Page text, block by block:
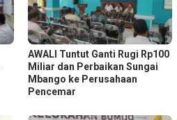
AWALI Tuntut Ganti Rugi Rp100
Miliar dan Perbaikan Sungai
Mbango ke Perusahaan
Pencemar